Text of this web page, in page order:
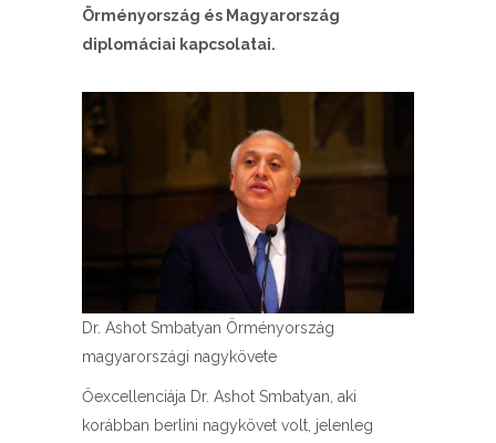
Örményország és Magyarország
diplomáciai kapcsolatai.
Dr. Ashot Smbatyan Örményország
magyarországi nagykövete
Őexcellenciája Dr. Ashot Smbatyan, aki
korábban berlini nagykövet volt, jelenleg